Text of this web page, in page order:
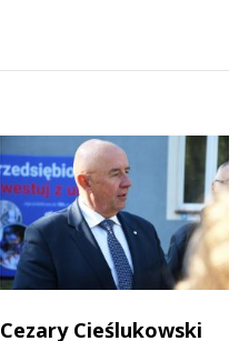
Cezary Cieślukowski